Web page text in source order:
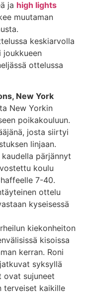
ja high lights
muutaman
keskiarvolla
ottelussa
New York
New Yorkin
poikakouluun.
josta siirtyi
linjaan.
pärjännyt
koulu
7-40.
ottelu
kyseisessä
kiekonheiton
kisoissa
kerran. Roni
syksyllä
ovat sujuneet
terveiset kaikille